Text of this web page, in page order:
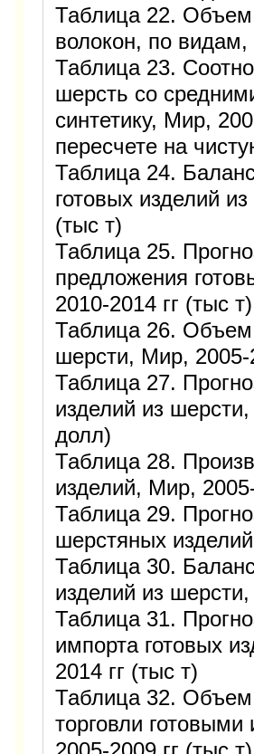
Таблица 22. Объем
волокон, по
Таблица 23.
шерсть со
синтетику, Мир,
пересчете на
Таблица 24.
готовых изделий
(тыс т)
Таблица 25.
предложения
2010-2014 гг (тыс т)
Таблица 26. Объем
шерсти, Мир,
Таблица 27.
изделий из
долл)
Таблица 28.
изделий, Мир,
Таблица 29.
шерстяных
Таблица 30.
изделий из
Таблица 31.
импорта готовых
2014 гг (тыс т)
Таблица 32.
торговли